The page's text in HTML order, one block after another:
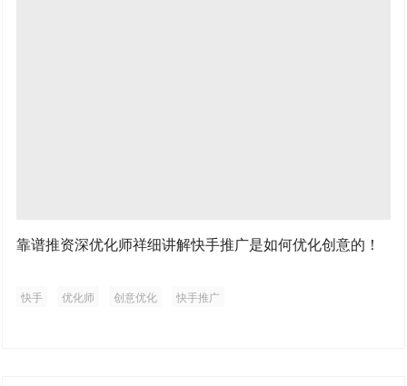
靠谱推资深优化师祥细讲解快手推广是如何优化创意的！
快手 优化师 创意优化 快手推广